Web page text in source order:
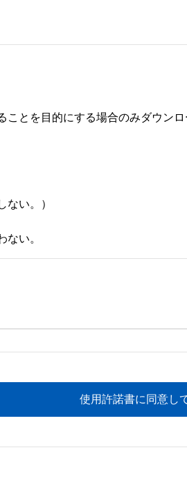
とを目的にする場合のみダウン
ない。）
ない。
使用許諾書に同意し